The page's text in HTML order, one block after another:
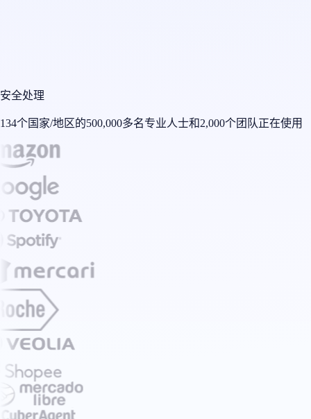
安全处理
134个国家/地区的500,000多名专业人士和2,000个团队正在使用